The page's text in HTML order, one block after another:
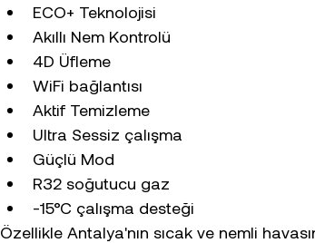
ECO+ Teknolojisi
Akıllı Nem Kontrolü
4D Üfleme
WiFi bağlantısı
Aktif Temizleme
Ultra Sessiz çalışma
Güçlü Mod
R32 soğutucu gaz
-15°C çalışma desteği
Özellikle Antalya'nın sıcak ve nemli